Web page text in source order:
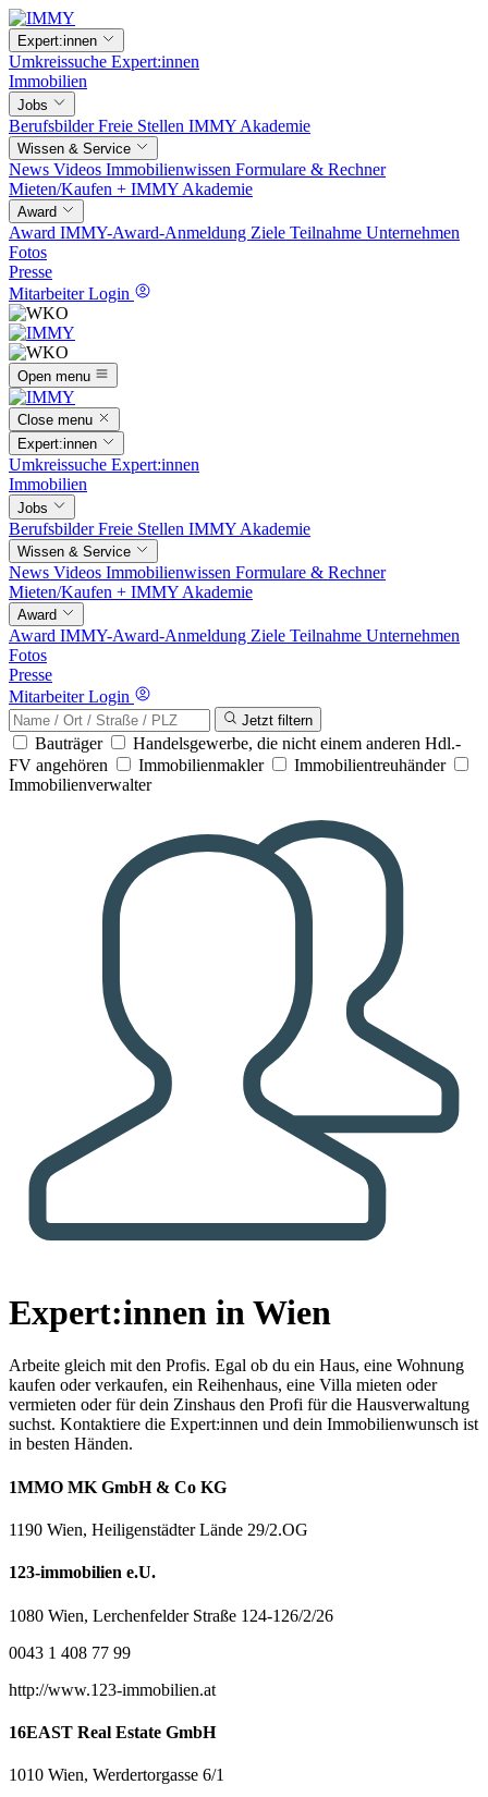
Expert:innen
Umkreissuche Expert:innen
Immobilien
Jobs
BerufsbilderFreie Stellen IMMY Akademie
Wissen & Service
News Videos Immobilienwissen Formulare & Rechner
Mieten/Kaufen + IMMY Akademie
Award
Award IMMY-Award-Anmeldung Ziele Teilnahme Unternehmen
Fotos
Presse
Mitarbeiter Login
Open menu
Close menu
Expert:innen
Umkreissuche Expert:innen
Immobilien
Jobs
BerufsbilderFreie Stellen IMMY Akademie
Wissen & Service
News Videos Immobilienwissen Formulare & Rechner
Mieten/Kaufen + IMMY Akademie
Award
Award IMMY-Award-Anmeldung Ziele Teilnahme Unternehmen
Fotos
Presse
Mitarbeiter Login
Jetzt filtern
Bauträger
Handelsgewerbe, die nicht einem anderen Hdl.-
FV angehören
Immobilienmakler
Immobilientreuhänder
Immobilienverwalter
Expert:innen in Wien
Arbeite gleich mit den Profis. Egal ob du ein Haus, eine Wohnung
kaufen oder verkaufen, ein Reihenhaus, eine Villa mieten oder
vermieten oder für dein Zinshaus den Profi für die Hausverwaltung
suchst. Kontaktiere die Expert:innen und dein Immobilienwunsch ist
in besten Händen.
1MMO MK GmbH & Co KG
1190 Wien, Heiligenstädter Lände 29/2.OG
123-immobilien e.U.
1080 Wien, Lerchenfelder Straße 124-126/2/26
0043 1 408 77 99
http://www.123-immobilien.at
16EAST Real Estate GmbH
1010 Wien, Werdertorgasse 6/1